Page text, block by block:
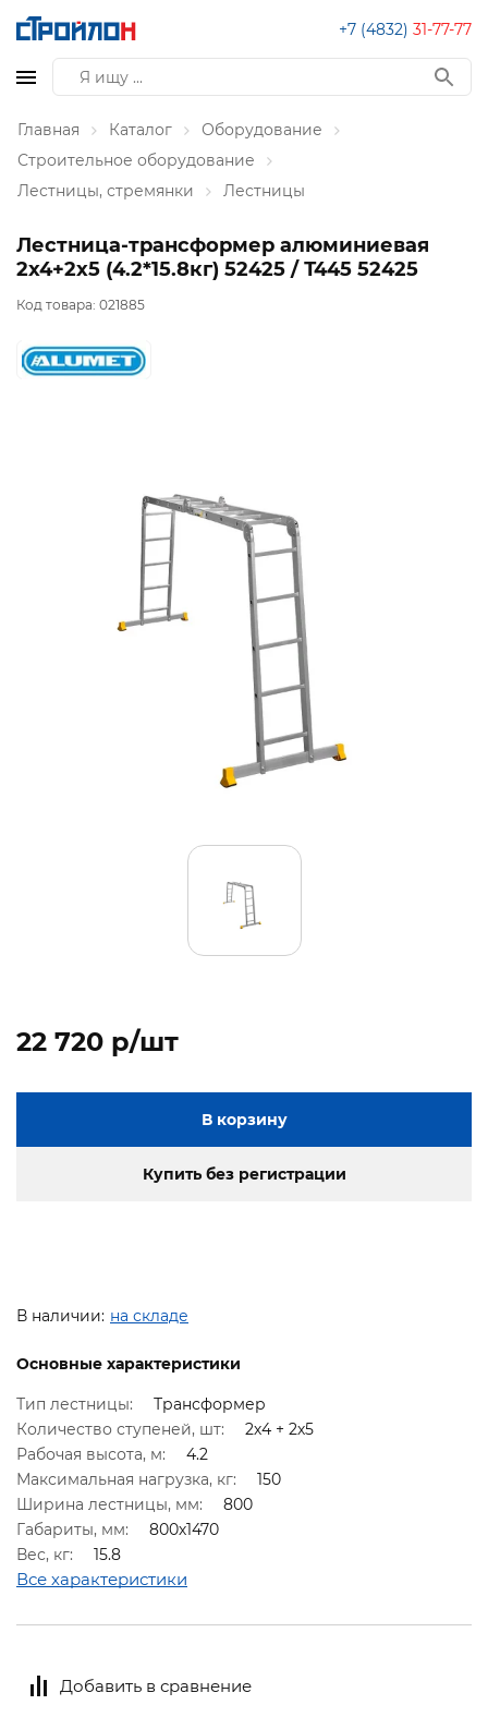
+7 (4832) 31-77-77
Главная Каталог
Оборудование
Строительное оборудование
Лестницы, стремянки
Лестницы
Лестница-трансформер алюминиевая
2х4+2х5 (4.2*15.8кг) 52425 / Т445 52425
Код товара: 021885
22 720 p/шт
В корзину
Купить без регистрации
В наличии: на складе
Основные характеристики
Тип лестницы:
Трансформер
Количество ступеней, шт:
2х4 + 2х5
Рабочая высота, м:
4.2
Максимальная нагрузка, кг:
150
Ширина лестницы, мм:
800
Габариты, мм:
800х1470
Вес, кг:
15.8
Все характеристики
Добавить в сравнение